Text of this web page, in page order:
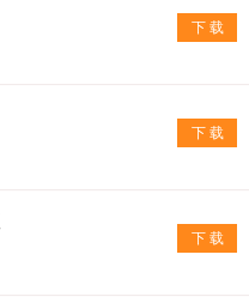
下 载
下 载
下 载